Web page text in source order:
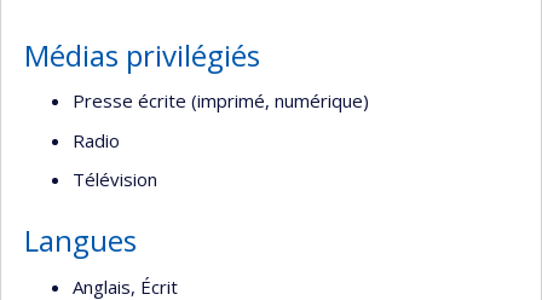
Médias privilégiés
Presse écrite (imprimé, numérique)
Radio
Télévision
Langues
Anglais, Écrit